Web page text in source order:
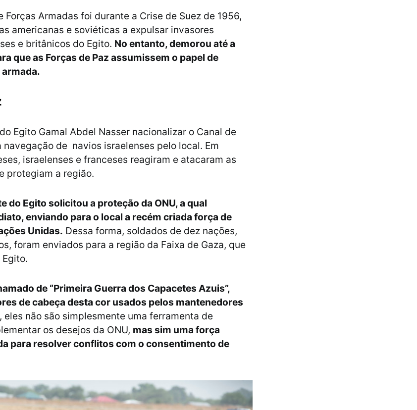
Forças Armadas foi durante a Crise de Suez de 1956,
americanas e soviéticas a expulsar invasores
e britânicos do Egito. No entanto, demorou até a
que as Forças de Paz assumissem o papel de
Egito Gamal Abdel Nasser nacionalizar o Canal de
navegação de navios israelenses pelo local. Em
israelenses e franceses reagiram e atacaram as
protegiam a região.
do Egito solicitou a proteção da ONU, a qual
enviando para o local a recém criada força de
Unidas. Dessa forma, soldados de dez nações,
foram enviados para a região da Faixa de Gaza, que
de “Primeira Guerra dos Capacetes Azuis”,
de cabeça desta cor usados ​​pelos mantenedores
eles não são simplesmente uma ferramenta de
os desejos da ONU, mas sim uma força
para resolver conflitos com o consentimento de